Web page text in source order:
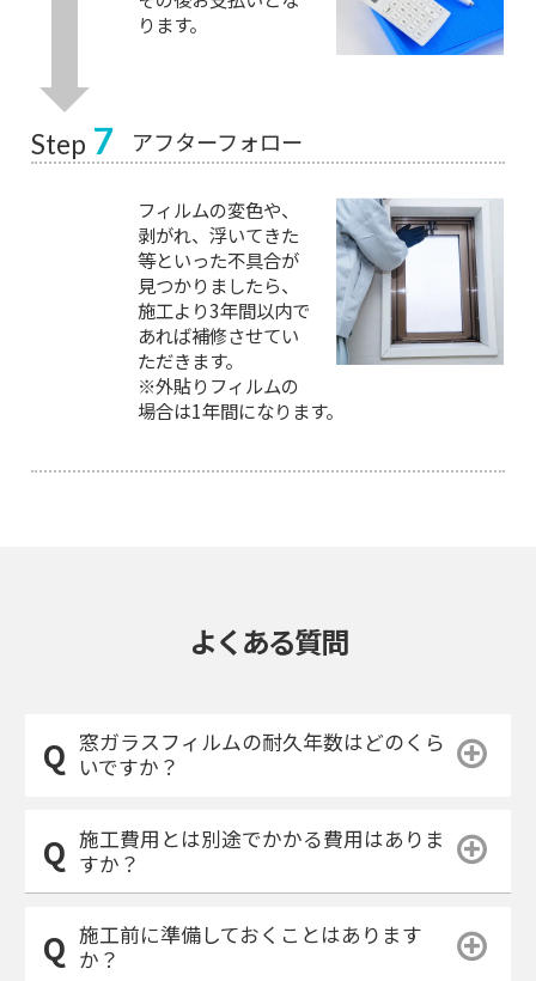
ります。
Step 7 アフターフォロー
フィルムの変色や、
剥がれ、浮いてきた
等といった不具合が
見つかりましたら、
施工より3年間以内で
あれば補修させてい
ただきます。
※外貼りフィルムの
場合は1年間になります。
よくある質問
窓ガラスフィルムの耐久年数はどのくら
いですか？
施工費用とは別途でかかる費用はありま
すか？
施工前に準備しておくことはあります
か？